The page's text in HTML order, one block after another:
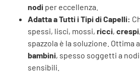
nodi per eccellenza.
Adatta a Tutti i Tipi di Capelli:
spessi, lisci, mossi, ricci, crespi
spazzola è la soluzione. Ottima
bambini, spesso soggetti a
sensibili.